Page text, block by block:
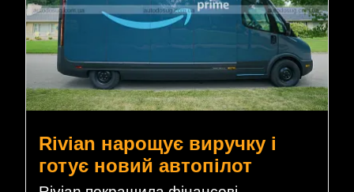
Rivian нарощує виручку і
готує новий автопілот